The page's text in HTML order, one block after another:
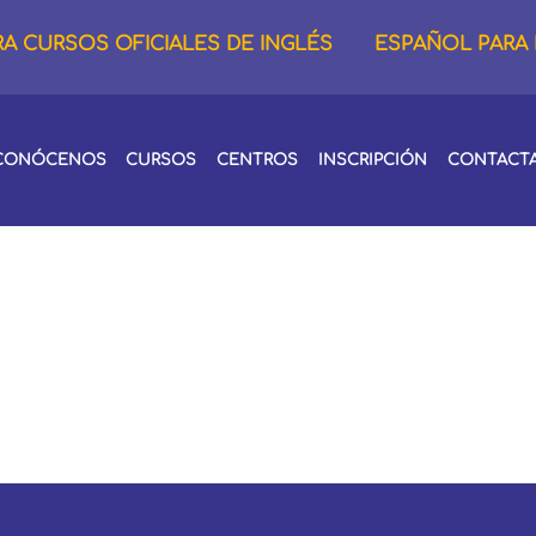
CURSOS OFICIALES DE INGLÉS ESPAÑOL PARA
CURSOS CENTROS INSCRIPCIÓN